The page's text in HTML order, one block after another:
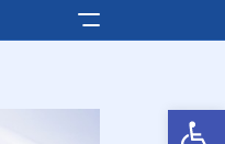
Otwórz pasek narzędzi
Pokaż/ukryj